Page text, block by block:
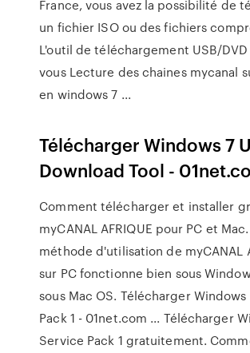
France, vous avez la possibilité de
un fichier ISO ou des fichiers
L'outil de téléchargement USB/
vous Lecture des chaines mycanal
en windows 7 ...
Télécharger Windows 7
Download Tool -
Comment télécharger et installer
myCANAL AFRIQUE pour PC et
méthode d'utilisation de myCANAL
sur PC fonctionne bien sous
sous Mac OS. Télécharger
Pack 1 - 01net.com ... Télécharger
Service Pack 1 gratuitement.